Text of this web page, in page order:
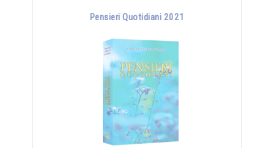
Pensieri Quotidiani 2021